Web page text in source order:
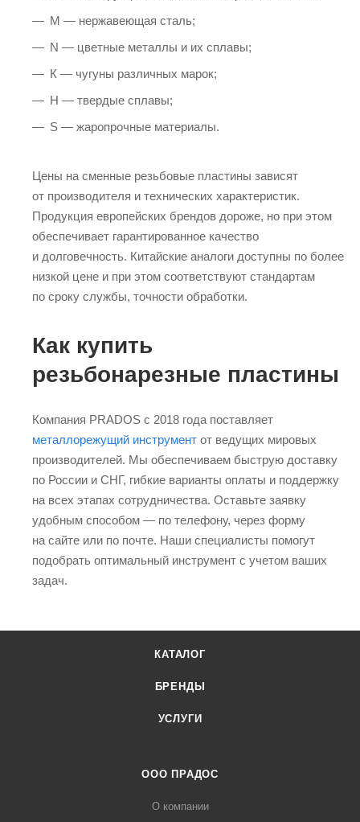
М — нержавеющая сталь;
N — цветные металлы и их сплавы;
К — чугуны различных марок;
Н — твердые сплавы;
S — жаропрочные материалы.
Цены на сменные резьбовые пластины зависят
от производителя и технических характеристик.
Продукция европейских брендов дороже, но при этом
обеспечивает гарантированное качество
и долговечность. Китайские аналоги доступны по более
низкой цене и при этом соответствуют стандартам
по сроку службы, точности обработки.
Как купить
резьбонарезные пластины
Компания PRADOS с 2018 года поставляет
металлорежущий инструмент от ведущих мировых
производителей. Мы обеспечиваем быструю доставку
по России и СНГ, гибкие варианты оплаты и поддержку
на всех этапах сотрудничества. Оставьте заявку
удобным способом — по телефону, через форму
на сайте или по почте. Наши специалисты помогут
подобрать оптимальный инструмент с учетом ваших
задач.
КАТАЛОГ
БРЕНДЫ
УСЛУГИ
ООО ПРАДОС
О компании